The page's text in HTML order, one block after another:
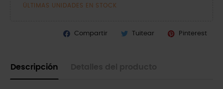
ÚLTIMAS UNIDADES EN STOCK
Compartir Tuitear Pinterest
Descripción